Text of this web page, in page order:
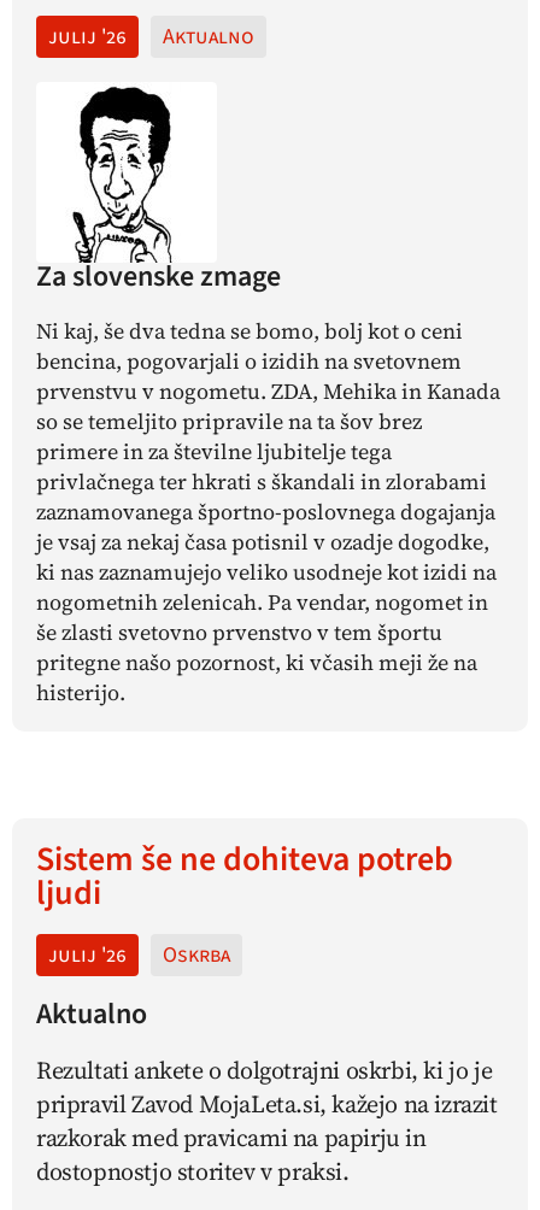
julij '26 Aktualno
Za slovenske zmage
Ni kaj, še dva tedna se bomo, bolj kot o ceni
bencina, pogovarjali o izidih na svetovnem
prvenstvu v nogometu. ZDA, Mehika in Kanada
so se temeljito pripravile na ta šov brez
primere in za številne ljubitelje tega
privlačnega ter hkrati s škandali in zlorabami
zaznamovanega športno-poslovnega dogajanja
je vsaj za nekaj časa potisnil v ozadje dogodke,
ki nas zaznamujejo veliko usodneje kot izidi na
nogometnih zelenicah. Pa vendar, nogomet in
še zlasti svetovno prvenstvo v tem športu
pritegne našo pozornost, ki včasih meji že na
histerijo.
Sistem še ne dohiteva potreb
ljudi
julij '26 Oskrba
Aktualno
Rezultati ankete o dolgotrajni oskrbi, ki jo je
pripravil Zavod MojaLeta.si, kažejo na izrazit
razkorak med pravicami na papirju in
dostopnostjo storitev v praksi.